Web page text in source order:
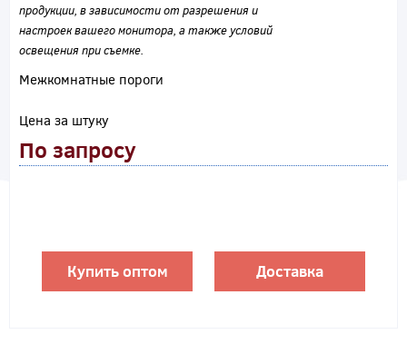
продукции, в зависимости от разрешения и
настроек вашего монитора, а также условий
освещения при съемке.
Межкомнатные пороги
Цена за штуку
По запросу
Купить оптом Доставка